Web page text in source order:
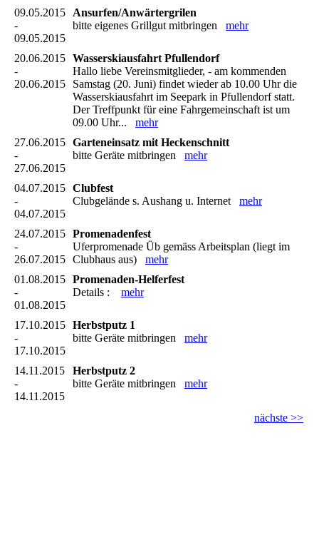
09.05.2015
-
09.05.2015
Ansurfen/Anwärtergrilen
bitte eigenes Grillgut mitbringen mehr
20.06.2015
-
20.06.2015
Wasserskiausfahrt Pfullendorf
Hallo liebe Vereinsmitglieder, - am kommenden
Samstag (20. Juni) findet wieder ab 10.00 Uhr die
Wasserskiausfahrt im Seepark in Pfullendorf statt.
Der Treffpunkt für eine Fahrgemeinschaft ist um
09.00 Uhr... mehr
27.06.2015
-
27.06.2015
Garteneinsatz mit Heckenschnitt
bitte Geräte mitbringen mehr
04.07.2015
-
04.07.2015
Clubfest
Clubgelände s. Aushang u. Internet mehr
24.07.2015
-
26.07.2015
Promenadenfest
Uferpromenade Üb gemäss Arbeitsplan (liegt im
Clubhaus aus) mehr
01.08.2015
-
01.08.2015
Promenaden-Helferfest
Details : mehr
17.10.2015
-
17.10.2015
Herbstputz 1
bitte Geräte mitbringen mehr
14.11.2015
-
14.11.2015
Herbstputz 2
bitte Geräte mitbringen mehr
nächste >>